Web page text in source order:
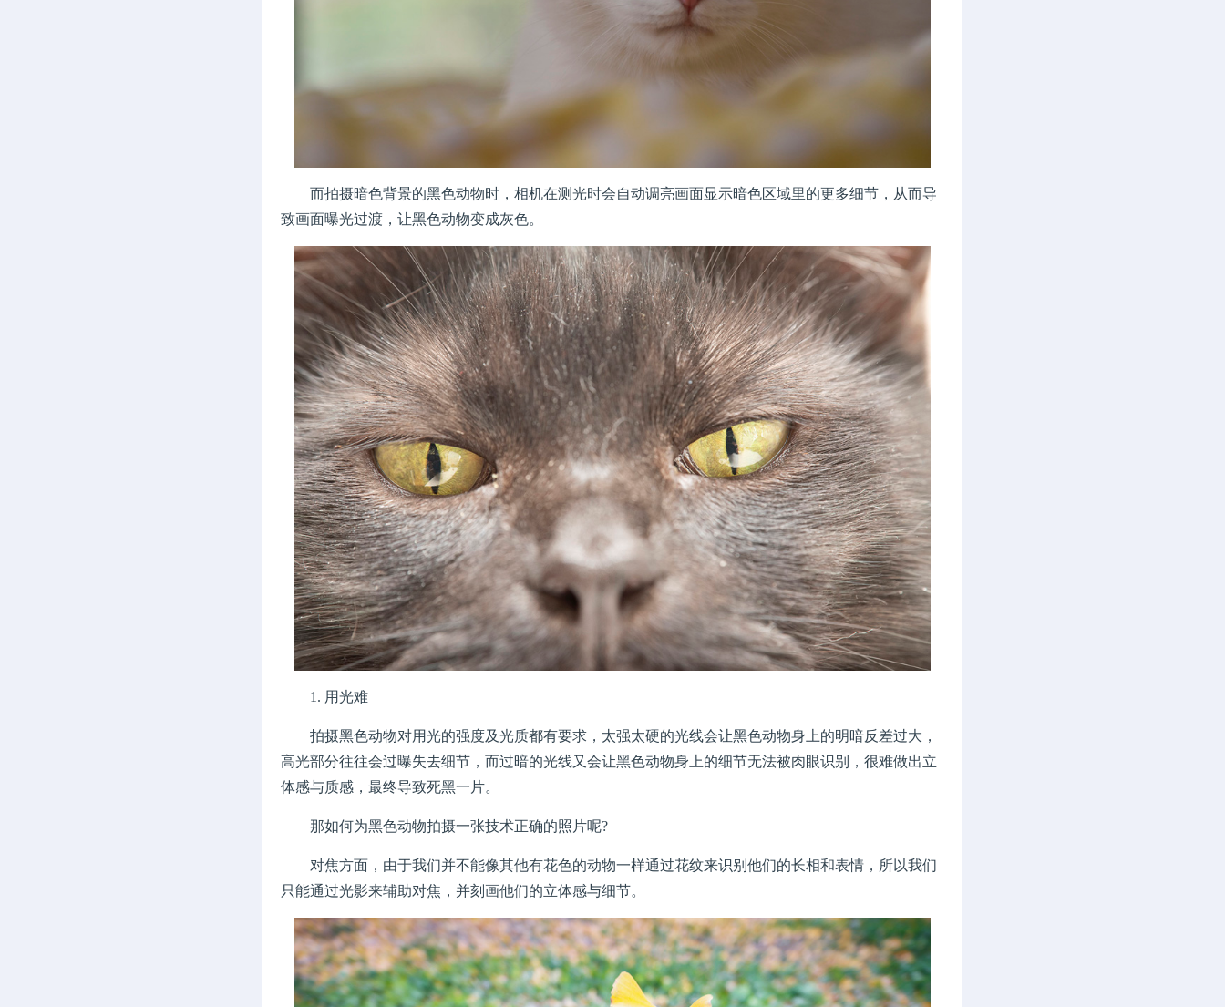
而拍摄暗色背景的黑色动物时，相机在测光时会自动调亮画面显示暗色区域里的更多细节，从而导
致画面曝光过渡，让黑色动物变成灰色。
1. 用光难
拍摄黑色动物对用光的强度及光质都有要求，太强太硬的光线会让黑色动物身上的明暗反差过大，
高光部分往往会过曝失去细节，而过暗的光线又会让黑色动物身上的细节无法被肉眼识别，很难做出立
体感与质感，最终导致死黑一片。
那如何为黑色动物拍摄一张技术正确的照片呢?
对焦方面，由于我们并不能像其他有花色的动物一样通过花纹来识别他们的长相和表情，所以我们
只能通过光影来辅助对焦，并刻画他们的立体感与细节。